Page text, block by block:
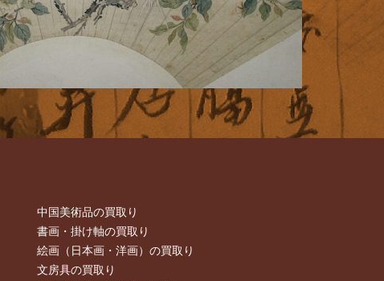
中国美術品の買取り
書画・掛け軸の買取り
絵画（日本画・洋画）の買取り
文房具の買取り